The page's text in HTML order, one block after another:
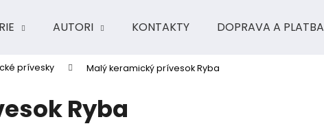
AUTORI KONTAKTY DOPRAVA A PLATBA
prívesky Malý keramický prívesok Ryba
Ryba
Čo potrebujete nájsť?